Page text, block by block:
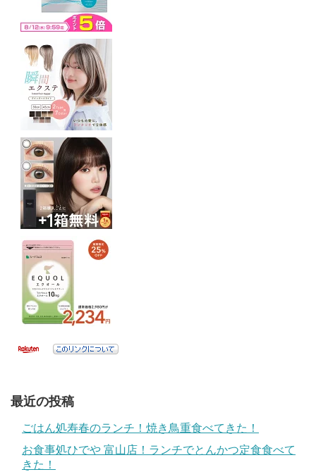
最近の投稿
ごはん処寿春のランチ！焼き鳥重食べてきた！
お食事処ひでや 富山店！ランチでとんかつ定食食べて
きた！